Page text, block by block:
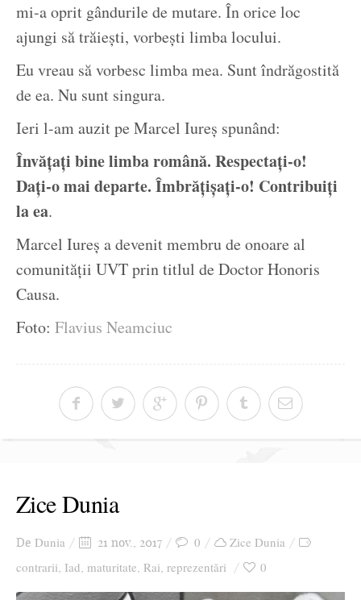
mi-a oprit gândurile de mutare. În orice loc
ajungi să trăiești, vorbești limba locului.
Eu vreau să vorbesc limba mea. Sunt îndrăgostită
de ea. Nu sunt singura.
Ieri l-am auzit pe Marcel Iureș spunând:
Învățați bine limba română. Respectați-o!
Dați-o mai departe. Îmbrățișați-o! Contribuiți
la ea.
Marcel Iureș a devenit membru de onoare al
comunității UVT prin titlul de Doctor Honoris
Causa.
Foto: Flavius Neamciuc
Zice Dunia
De Dunia 21 nov., 2017 0
Zice Dunia
contrarii, Iad, maturitate, Rai, reprezentări 0